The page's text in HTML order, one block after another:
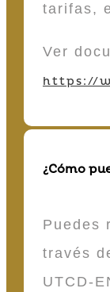
tarifas,
Ver
https://
¿Cómo
Puedes
través
UTCD-